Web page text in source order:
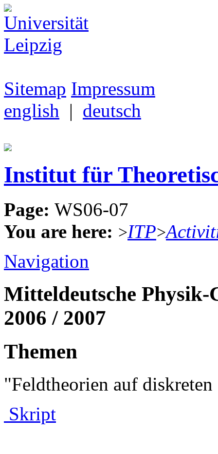
Sitemap Impressum
english | deutsch
Institut für
Page: WS06-07
You are here: >ITP>
Navigation
Mitteldeutsche Physik-
2006 / 2007
Themen
"Feldtheorien auf
Skript